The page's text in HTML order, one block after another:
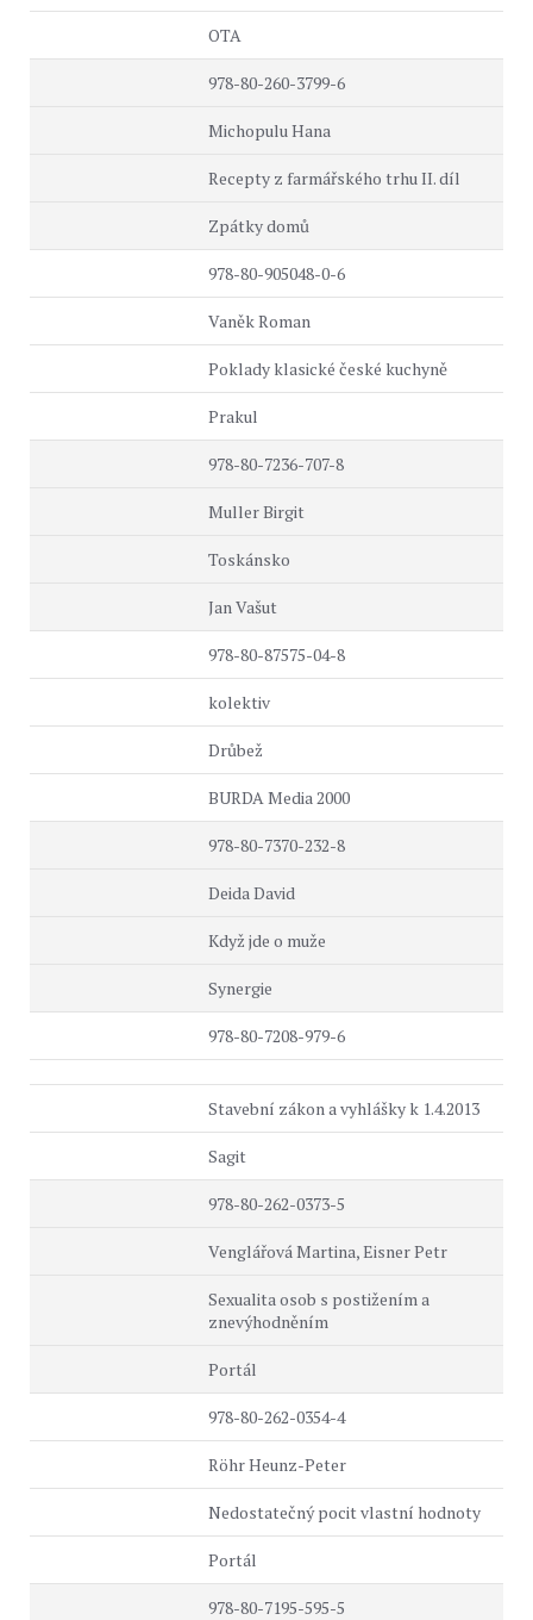
OTA
978-80-260-3799-6
Michopulu Hana
Recepty z farmářského trhu II. díl
Zpátky domů
978-80-905048-0-6
Vaněk Roman
Poklady klasické české kuchyně
Prakul
978-80-7236-707-8
Muller Birgit
Toskánsko
Jan Vašut
978-80-87575-04-8
kolektiv
Drůbež
BURDA Media 2000
978-80-7370-232-8
Deida David
Když jde o muže
Synergie
978-80-7208-979-6
Stavební zákon a vyhlášky k 1.4.2013
Sagit
978-80-262-0373-5
Venglářová Martina, Eisner Petr
Sexualita osob s postižením a
znevýhodněním
Portál
978-80-262-0354-4
Röhr Heunz-Peter
Nedostatečný pocit vlastní hodnoty
Portál
978-80-7195-595-5